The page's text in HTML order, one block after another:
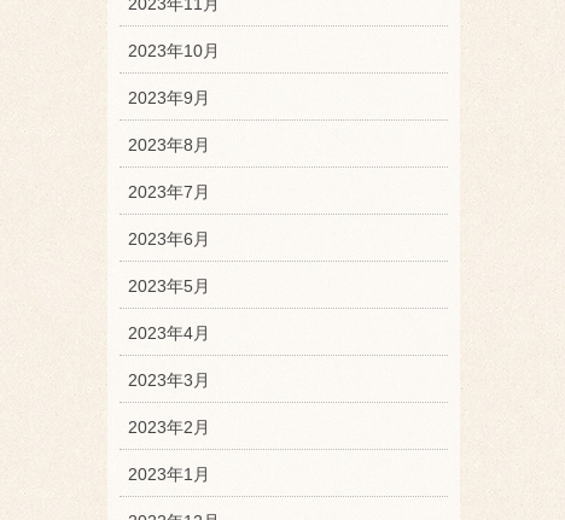
2023年10月
2023年9月
2023年8月
2023年7月
2023年6月
2023年5月
2023年4月
2023年3月
2023年2月
2023年1月